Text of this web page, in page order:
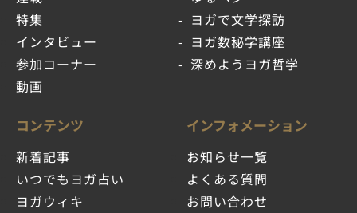
特集
インタビュー
参加コーナー
動画
ヨガで文学探訪
ヨガ数秘学講座
深めようヨガ哲学
コンテンツ
新着記事
いつでもヨガ占い
ヨガウィキ
インフォメーション
お知らせ一覧
よくある質問
お問い合わせ